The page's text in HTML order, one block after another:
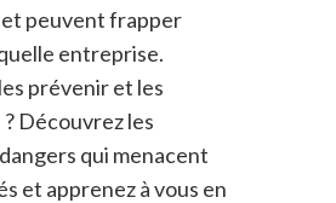
peuvent frapper
entreprise.
prévenir et les
Découvrez les
qui menacent
et apprenez à vous en